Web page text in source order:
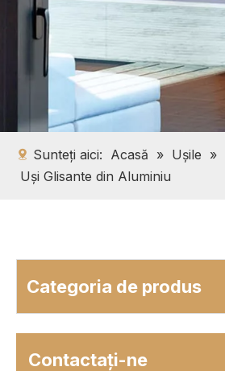
Sunteți aici: Acasă » Ușile »
Uși Glisante din Aluminiu
Categoria de produs
Contactaţi-ne